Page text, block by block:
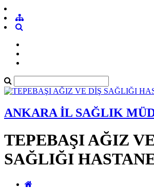
ANKARA İL SAĞLIK
TEPEBAŞI AĞIZ
SAĞLIĞI